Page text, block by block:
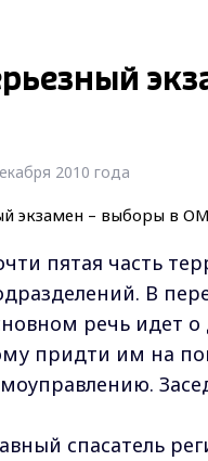
2010 года
пятая часть
В
речь идет
придти им на
спасатель